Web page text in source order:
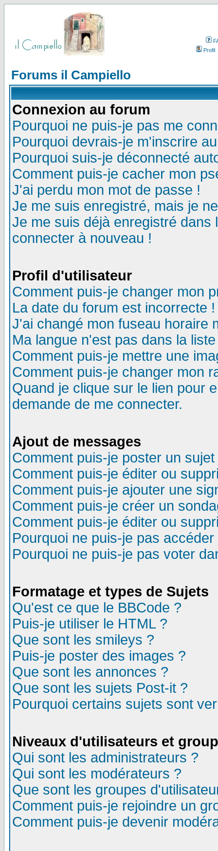
Profil
Forums il Campiello
Connexion au forum
Pourquoi ne puis-je pas me
Pourquoi devrais-je m'inscrire
Pourquoi suis-je déconnecté
Comment puis-je cacher mon
J'ai perdu mon mot de passe !
Je me suis enregistré, mais je
Je me suis déjà enregistré
connecter à nouveau !
Profil d'utilisateur
Comment puis-je changer mon
La date du forum est incorrecte !
J'ai changé mon fuseau horaire
Ma langue n'est pas dans la
Comment puis-je mettre une
Comment puis-je changer mon
Quand je clique sur le lien pour
demande de me connecter.
Ajout de messages
Comment puis-je poster un
Comment puis-je éditer ou
Comment puis-je ajouter une
Comment puis-je créer un
Comment puis-je éditer ou
Pourquoi ne puis-je pas
Pourquoi ne puis-je pas voter
Formatage et types de Sujets
Qu'est ce que le BBCode ?
Puis-je utiliser le HTML ?
Que sont les smileys ?
Puis-je poster des images ?
Que sont les annonces ?
Que sont les sujets Post-it ?
Pourquoi certains sujets sont
Niveaux d'utilisateurs et
Qui sont les administrateurs ?
Qui sont les modérateurs ?
Que sont les groupes
Comment puis-je rejoindre un
Comment puis-je devenir